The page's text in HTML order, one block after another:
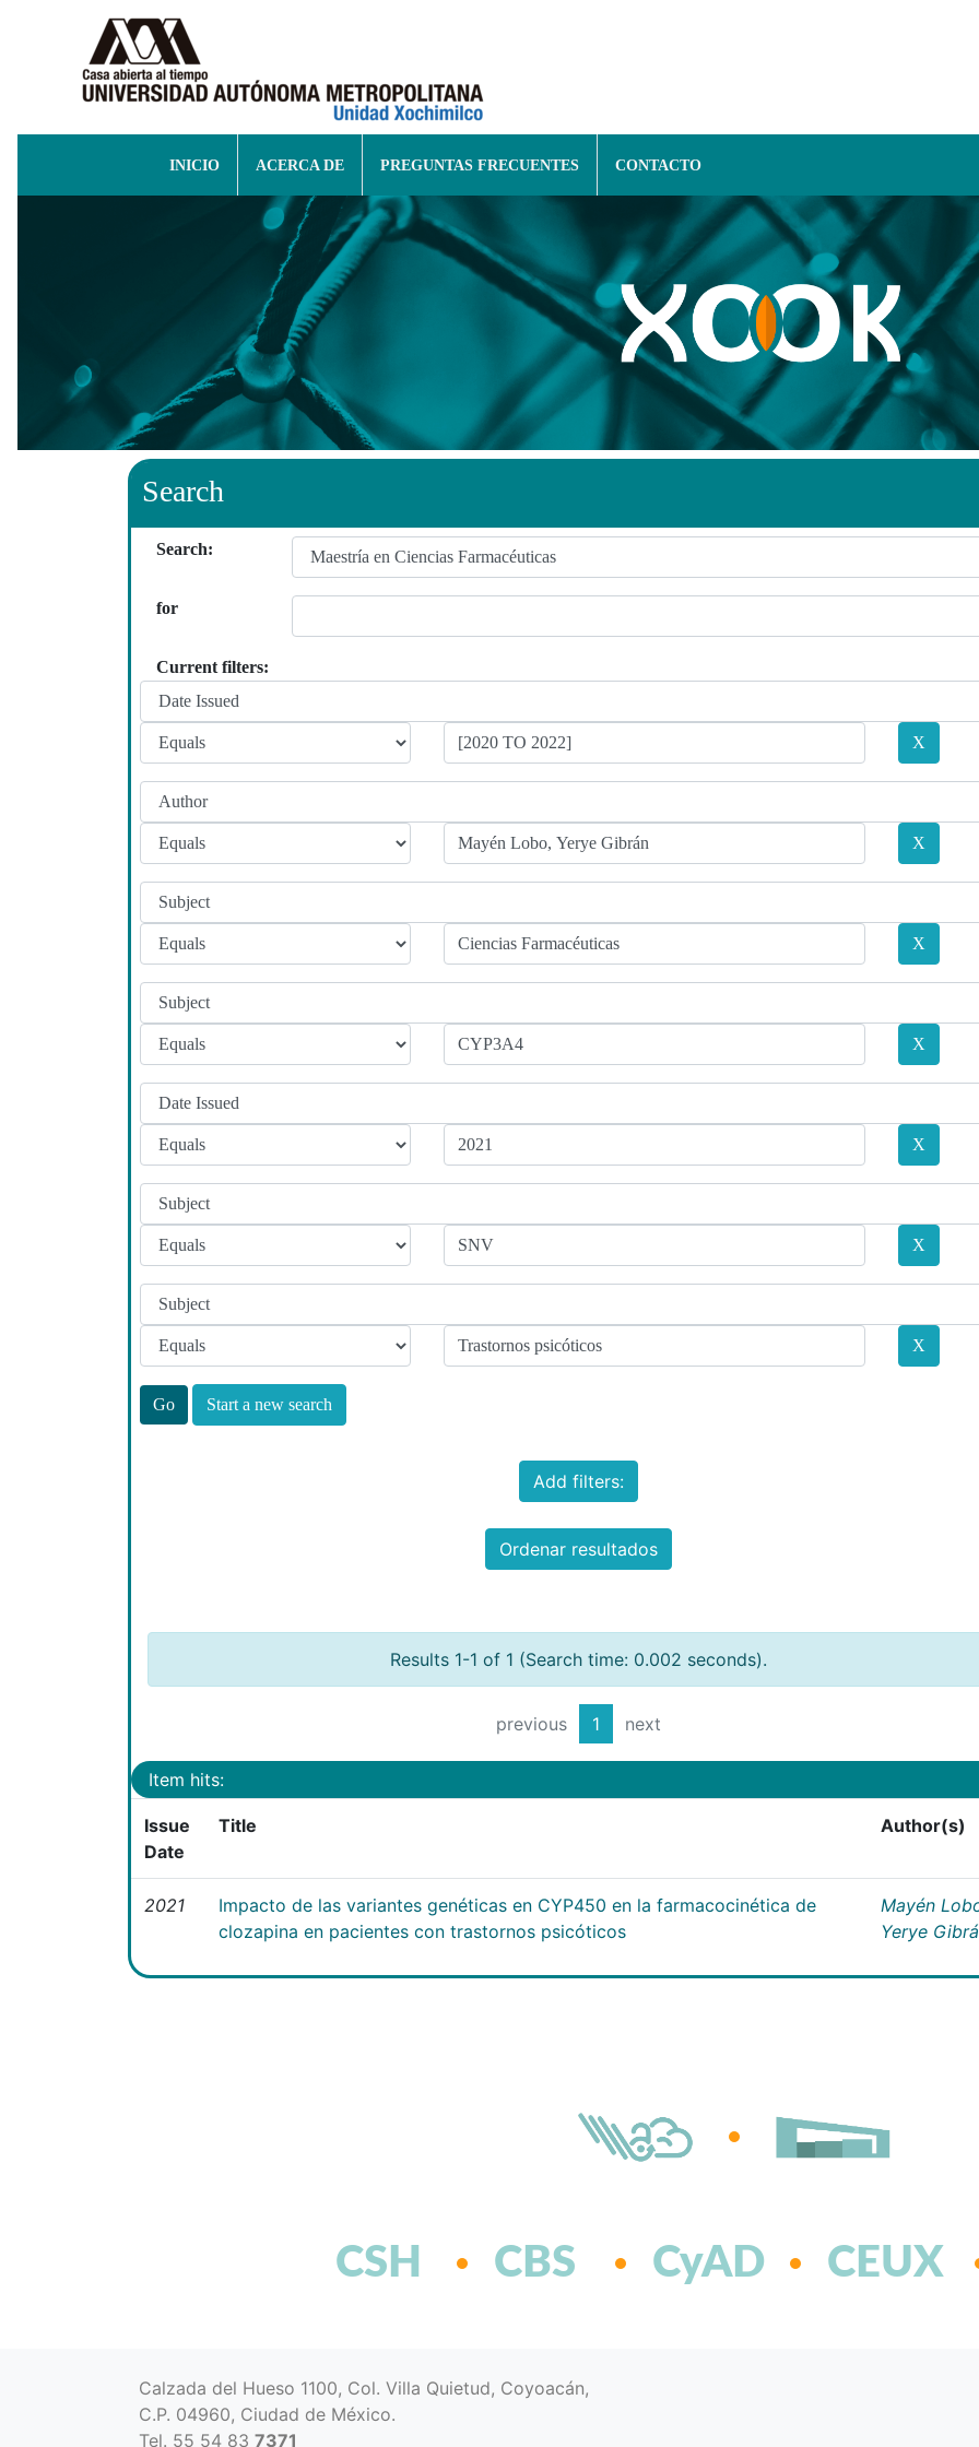
INICIO ACERCA DE PREGUNTAS FRECUENTES CONTACTO
Search
Search:
for
Current filters:
Start a new search
Add filters:
Ordenar resultados
Results 1-1 of 1 (Search time: 0.002 seconds).
previous 1 next
Item hits:
Issue
Date
Title Author(s)
2021
Impacto de las variantes genéticas en CYP450 en la farmacocinética de
clozapina en pacientes con trastornos psicóticos
Mayén
Yerye
CSH CBS CyAD CEUX
Calzada del Hueso 1100, Col. Villa Quietud, Coyoacán,
C.P. 04960, Ciudad de México.
Tel. 55 54 83 7371